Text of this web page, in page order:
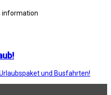
information
und Busfahrten!